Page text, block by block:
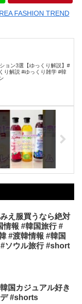
FASHION TREND
ョン3選【ゆっくり解説】#
り解説 #ゆっくり雑学 #韓
え服買うなら絶対
情報 #韓国旅行 #
#渡韓情報 #韓国
ソウル旅行 #short
国カジュアル好き
#shorts